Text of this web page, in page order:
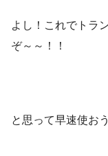
よし！これでトラ
ぞ～～！！
と思って早速使お